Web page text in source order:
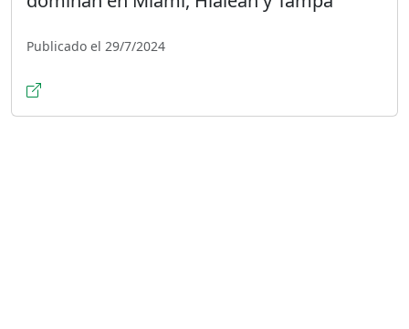
Publicado el 29/7/2024